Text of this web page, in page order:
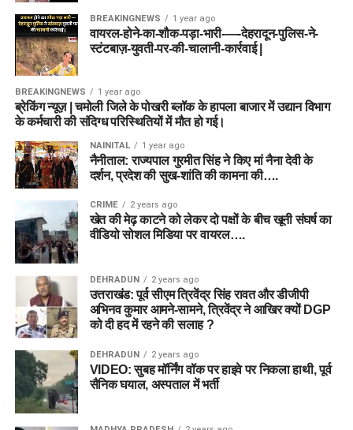
BREAKINGNEWS 1 year ago
वायरल-होने-का-शौक-पड़ा-भारी-—-देहरादून-पुलिस-ने-
स्टंटबाज़-युवती-पर-की-चालानी-कार्रवाई |
BREAKINGNEWS 1 year ago
ब्रेकिंग न्यूज़ | चमोली जिले के पोखरी ब्लॉक के हापला बाजार में उद्यान विभाग
के कर्मचारी की संदिग्ध परिस्थितियों में मौत हो गई।
NAINITAL 1 year ago
नैनीताल: राज्यपाल गुरमीत सिंह ने किए मां नैना देवी के
दर्शन, प्रदेश की सुख-शांति की कामना की….
CRIME 2 years ago
खेत की मेढ़ काटने को लेकर दो पक्षों के बीच खूनी संघर्ष का
वीडियो सोशल मिडिया पर वायरल….
DEHRADUN 2 years ago
उत्तराखंड: पूर्व सीएम त्रिवेंद्र सिंह रावत और डीजीपी
अभिनव कुमार आमने-सामने, त्रिवेंद्र ने आखिर क्यों DGP
को दी हद में रहने की सलाह ?
DEHRADUN 2 years ago
VIDEO: सुबह मॉर्निंग वॉक पर हाइवे पर निकला हाथी, पूर्व
सैनिक घयाल, अस्पताल में भर्ती